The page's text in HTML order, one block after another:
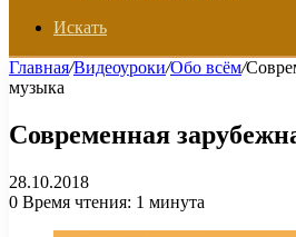
Искать
Главная/Видеоуроки/Обо всём/
музыка
Современная
28.10.2018
0 Время чтения: 1 минута